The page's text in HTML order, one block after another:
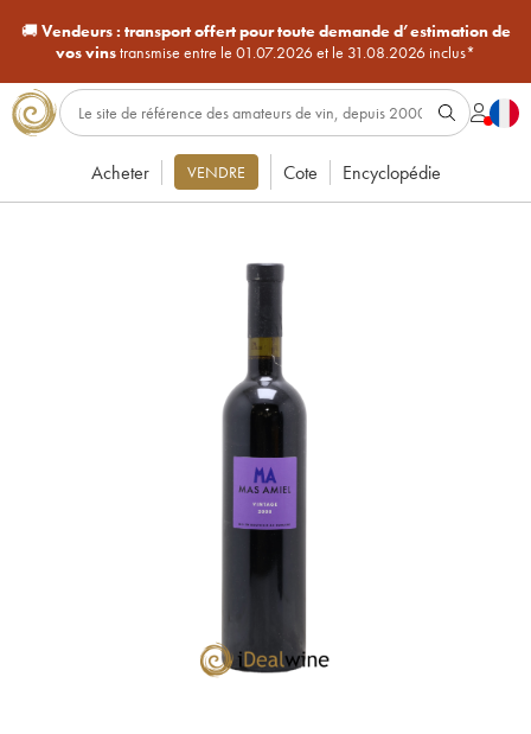
🚚Vendeurs : transport offert pour toute demande d’estimation de
vos vinstransmise entre le 01.07.2026 et le 31.08.2026 inclus*
Acheter VENDRE Cote Encyclopédie